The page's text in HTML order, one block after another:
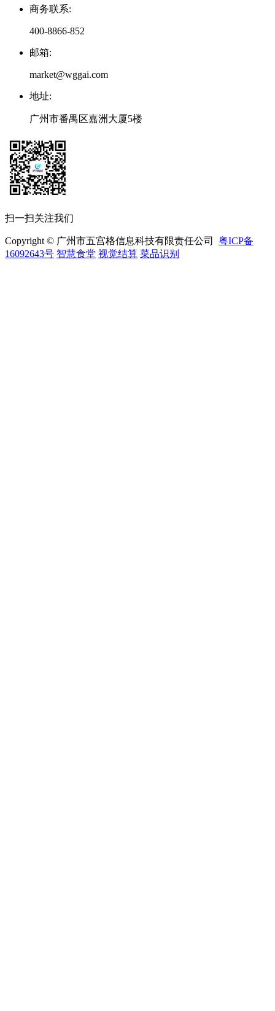
商务联系:
400-8866-852
邮箱:
market@wggai.com
地址:
广州市番禺区嘉洲大厦5楼
扫一扫关注我们
Copyright © 广州市五宫格信息科技有限责任公司 粤ICP备
16092643号 智慧食堂 视觉结算 菜品识别